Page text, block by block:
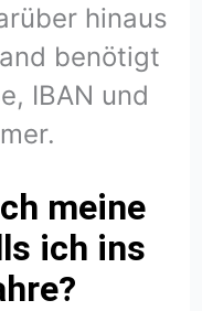
hinaus
benötigt
IBAN und
meine
ich ins